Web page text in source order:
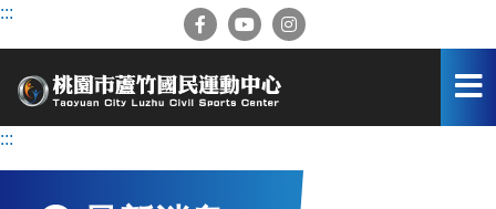
跳
容
:::
:::